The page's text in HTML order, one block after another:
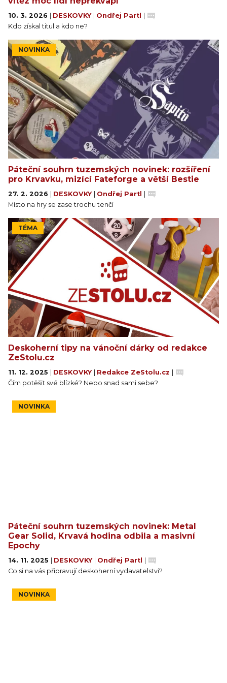
vstoupit až po jejím začátku jako mocná postava
cestovatele s neobvyklými schopnostmi a
pochybnou věrností. Každá postava má svou vlastní
zvláštní schopnost a žádní dva hráči ve hře nikdy
nejsou stejnou postavou.
10. 3. 2026 DESKOVKY Ondřej Partl
Kdo získal titul a kdo ne?
NOVINKA
Páteční souhrn tuzemských novinek: rozšíření
pro Krvavku, mizící Fateforge a větší Bestie
27. 2. 2026 DESKOVKY Ondřej Partl
Místo na hry se zase trochu tenčí
TÉMA
Deskoherní tipy na vánoční dárky od redakce
ZeStolu.cz
11. 12. 2025 DESKOVKY Redakce ZeStolu.cz
Čím potěšit své blízké? Nebo snad sami sebe?
NOVINKA
Páteční souhrn tuzemských novinek: Metal
Gear Solid, Krvavá hodina odbila a masivní
Epochy
14. 11. 2025 DESKOVKY Ondřej Partl
Co si na vás připravují deskoherní vydavatelství?
NOVINKA